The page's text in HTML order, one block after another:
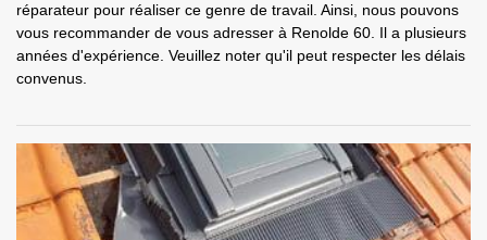
réparateur pour réaliser ce genre de travail. Ainsi, nous pouvons
vous recommander de vous adresser à Renolde 60. Il a plusieurs
années d'expérience. Veuillez noter qu'il peut respecter les délais
convenus.